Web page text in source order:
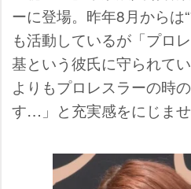
ーに登場。昨年8月からは
も活動しているが「プロ
基という彼氏に守られて
よりもプロレスラーの時
す…」と充実感をにじませ